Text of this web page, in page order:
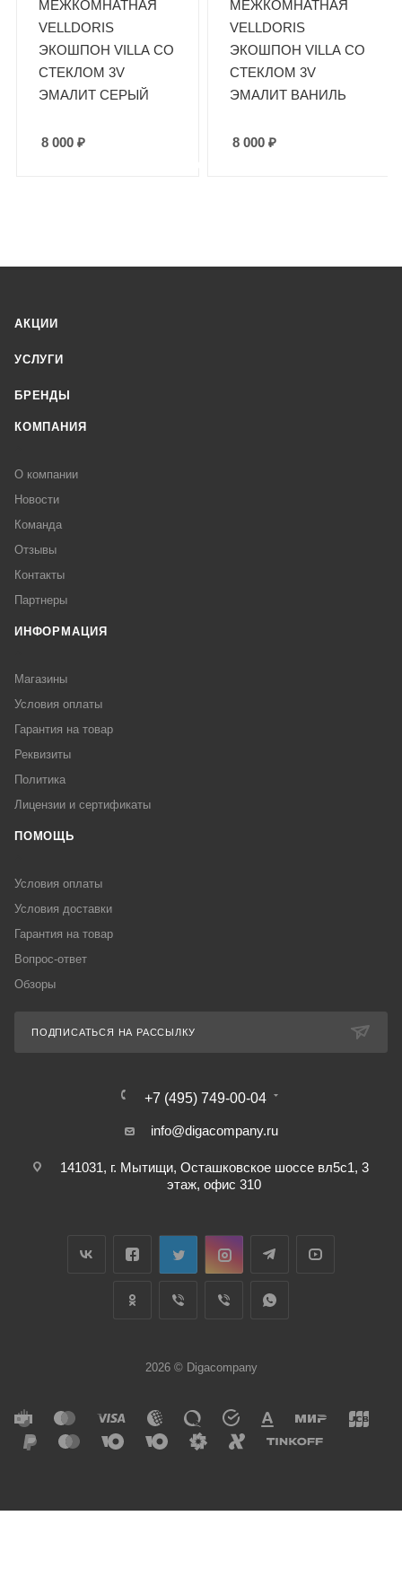
МЕЖКОМНАТНАЯ
VELLDORIS
ЭКОШПОН VILLA СО
СТЕКЛОМ 3V
ЭМАЛИТ СЕРЫЙ
8 000 ₽
МЕЖКОМНАТНАЯ
VELLDORIS
ЭКОШПОН VILLA СО
СТЕКЛОМ 3V
ЭМАЛИТ ВАНИЛЬ
8 000 ₽
АКЦИИ
УСЛУГИ
БРЕНДЫ
КОМПАНИЯ
О компании
Новости
Команда
Отзывы
Контакты
Партнеры
ИНФОРМАЦИЯ
Магазины
Условия оплаты
Гарантия на товар
Реквизиты
Политика
Лицензии и сертификаты
ПОМОЩЬ
Условия оплаты
Условия доставки
Гарантия на товар
Вопрос-ответ
Обзоры
ПОДПИСАТЬСЯ НА РАССЫЛКУ
+7 (495) 749-00-04
info@digacompany.ru
141031, г. Мытищи, Осташковское шоссе вл5с1, 3
этаж, офис 310
2026 © Digacompany